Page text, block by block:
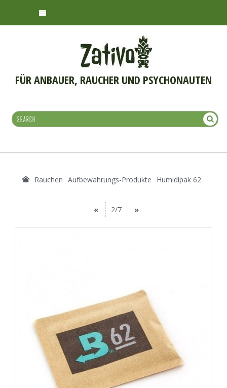
FÜR ANBAUER, RAUCHER UND PSYCHONAUTEN
Rauchen Aufbewahrungs-Produkte Humidipak 62
« 2/7 »